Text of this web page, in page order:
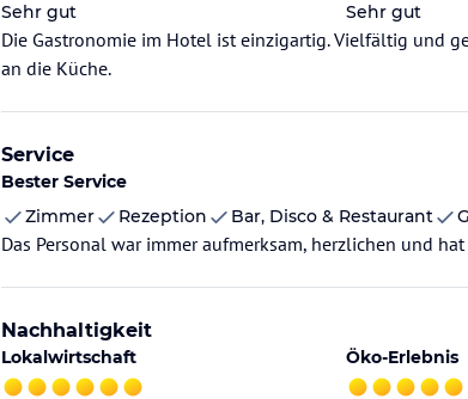
Sehr gut Sehr gut
Die Gastronomie im Hotel ist einzigartig. Vielfältig und
an die Küche.
Service
Bester Service
Zimmer
Rezeption Bar, Disco & Restaurant
Das Personal war immer aufmerksam, herzlichen und
Nachhaltigkeit
Lokalwirtschaft Öko-Erlebnis